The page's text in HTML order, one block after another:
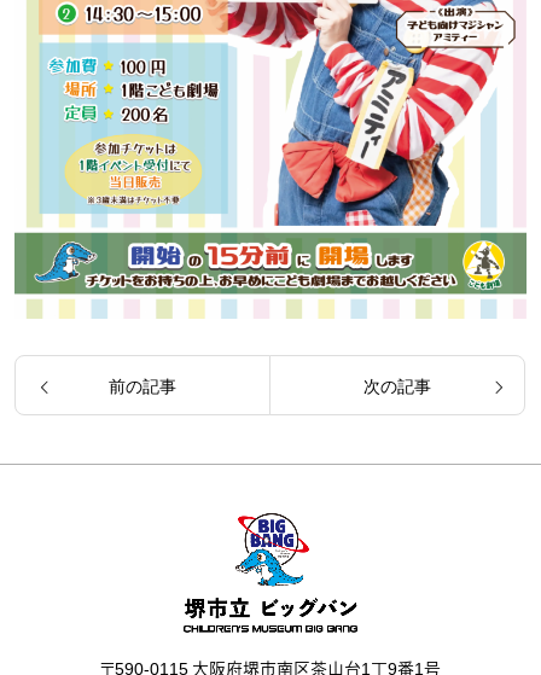
前の記事 次の記事
〒590-0115 大阪府堺市南区茶山台1丁9番1号